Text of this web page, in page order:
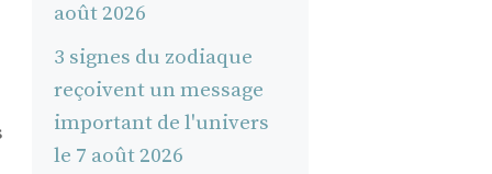
août 2026
3 signes du zodiaque
reçoivent un message
important de l'univers
le 7 août 2026